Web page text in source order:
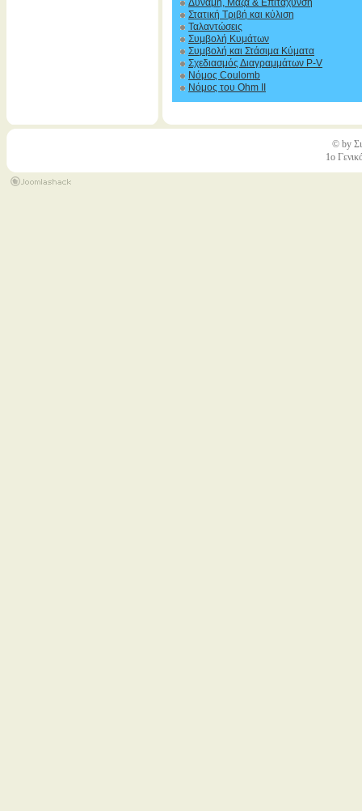
Δύναμη, Μάζα & Επιτάχυνση
Στατική Τριβή και κύλιση
Ταλαντώσεις
Συμβολή Κυμάτων
Συμβολή και Στάσιμα Κύματα
Σχεδιασμός Διαγραμμάτων P-V
Νόμος Coulomb
Νόμος του Ohm II
© by
1ο